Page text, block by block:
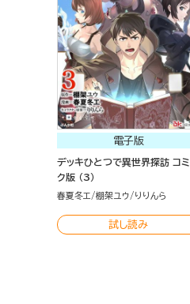
電子版
デッキひとつで異世界探訪 コミ
ク版 （3）
春夏冬エ 棚架ユウ りりんら
試し読み